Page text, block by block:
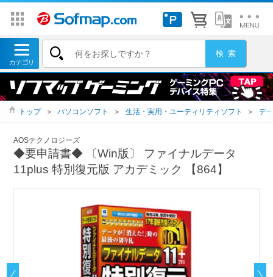
トップ ＞ パソコンソフト ＞ 生活・実用・ユーティリティソフト ＞ デ
AOSテクノロジーズ
◆要申請書◆ 〔Win版〕 ファイナルデータ
11plus 特別復元版 アカデミック 【864】